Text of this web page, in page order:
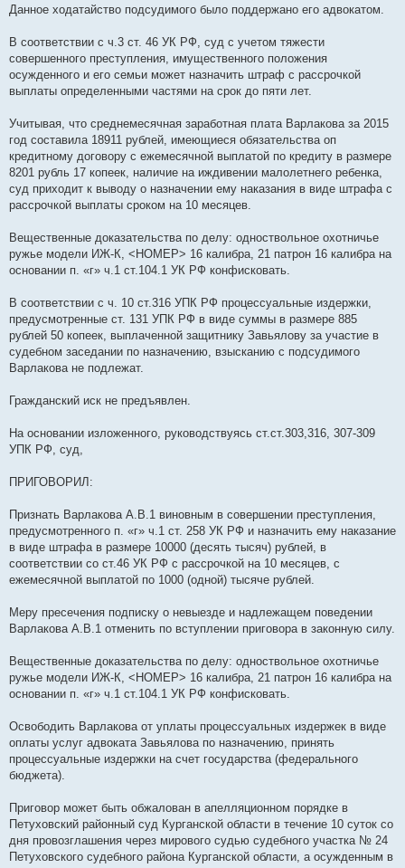
Данное ходатайство подсудимого было поддержано его адвокатом.
В соответствии с ч.3 ст. 46 УК РФ, суд с учетом тяжести
совершенного преступления, имущественного положения
осужденного и его семьи может назначить штраф с рассрочкой
выплаты определенными частями на срок до пяти лет.
Учитывая, что среднемесячная заработная плата Варлакова за 2015
год составила 18911 рублей, имеющиеся обязательства оп
кредитному договору с ежемесячной выплатой по кредиту в размере
8201 рубль 17 копеек, наличие на иждивении малолетнего ребенка,
суд приходит к выводу о назначении ему наказания в виде штрафа с
рассрочкой выплаты сроком на 10 месяцев.
Вещественные доказательства по делу: одноствольное охотничье
ружье модели ИЖ-К, <НОМЕР> 16 калибра, 21 патрон 16 калибра на
основании п. «г» ч.1 ст.104.1 УК РФ конфисковать.
В соответствии с ч. 10 ст.316 УПК РФ процессуальные издержки,
предусмотренные ст. 131 УПК РФ в виде суммы в размере 885
рублей 50 копеек, выплаченной защитнику Завьялову за участие в
судебном заседании по назначению, взысканию с подсудимого
Варлакова не подлежат.
Гражданский иск не предъявлен.
На основании изложенного, руководствуясь ст.ст.303,316, 307-309
УПК РФ, суд,
ПРИГОВОРИЛ:
Признать Варлакова А.В.1 виновным в совершении преступления,
предусмотренного п. «г» ч.1 ст. 258 УК РФ и назначить ему наказание
в виде штрафа в размере 10000 (десять тысяч) рублей, в
соответствии со ст.46 УК РФ с рассрочкой на 10 месяцев, с
ежемесячной выплатой по 1000 (одной) тысяче рублей.
Меру пресечения подписку о невыезде и надлежащем поведении
Варлакова А.В.1 отменить по вступлении приговора в законную силу.
Вещественные доказательства по делу: одноствольное охотничье
ружье модели ИЖ-К, <НОМЕР> 16 калибра, 21 патрон 16 калибра на
основании п. «г» ч.1 ст.104.1 УК РФ конфисковать.
Освободить Варлакова от уплаты процессуальных издержек в виде
оплаты услуг адвоката Завьялова по назначению, принять
процессуальные издержки на счет государства (федерального
бюджета).
Приговор может быть обжалован в апелляционном порядке в
Петуховский районный суд Курганской области в течение 10 суток со
дня провозглашения через мирового судью судебного участка № 24
Петуховского судебного района Курганской области, а осужденным в